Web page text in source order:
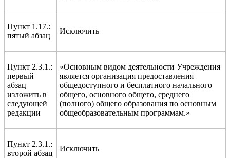
Пункт 1.17.:
пятый абзац
Исключить
Пункт 2.3.1.:
первый
абзац
изложить в
следующей
редакции
«Основным видом деятельности Учреждения
является организация предоставления
общедоступного и бесплатного начального
общего, основного общего, среднего
(полного) общего образования по основным
общеобразовательным программам.»
Пункт 2.3.1.:
второй абзац
Исключить